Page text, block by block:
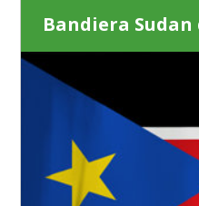
Bandiera Sudan